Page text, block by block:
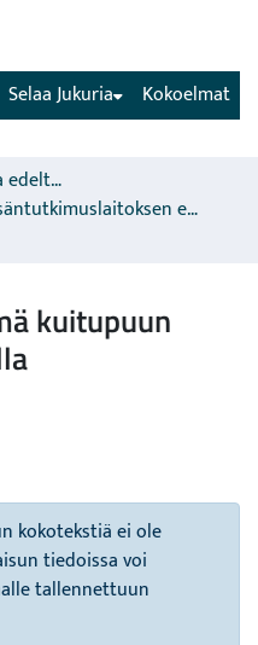
(current) Kokoelmat
Selaa Jukuria
Luonnonvarakeskusta edeltävien organisaatioiden sarjat
Metsäntutkimuslaitoksen erillisjulkaisut
kuitupuun
kokotekstiä ei ole
tiedoissa voi
tallennettuun